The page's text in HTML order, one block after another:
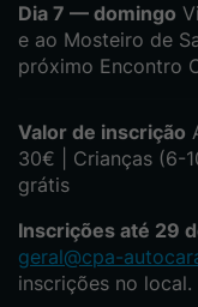
Dia 7 — domingo
e ao Mosteiro de
próximo Encontro
Valor de inscrição
30€ | Crianças (6-
grátis
Inscrições até 29
geral@cpa-
inscrições no local.